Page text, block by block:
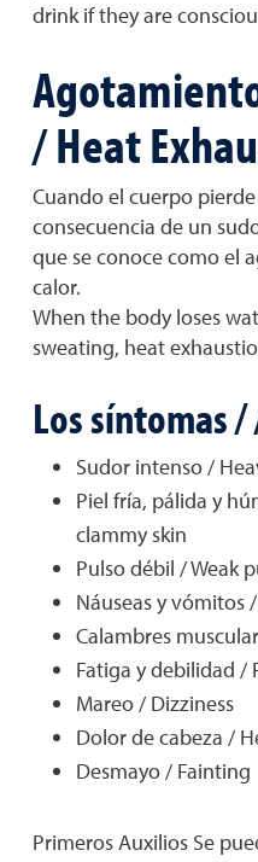
drink if they are
/ Heat
Cuando el cuerpo
consecuencia de un
que se conoce como el
calor.
When the body loses
sweating, heat
Los síntomas
Sudor intenso /
Piel fría, pálida y
clammy skin
Pulso débil / Weak
Náuseas y vómitos
Calambres
Fatiga y debilidad /
Mareo / Dizziness
Dolor de cabeza /
Desmayo / Fainting
Primeros Auxilios Se